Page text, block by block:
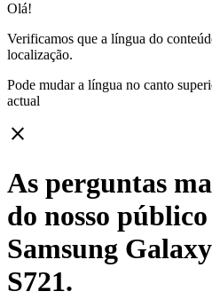
Olá!
Verificamos que a língua do
localização.
Pode mudar a língua no canto
actual
close
As perguntas
do nosso
Samsung
S721.